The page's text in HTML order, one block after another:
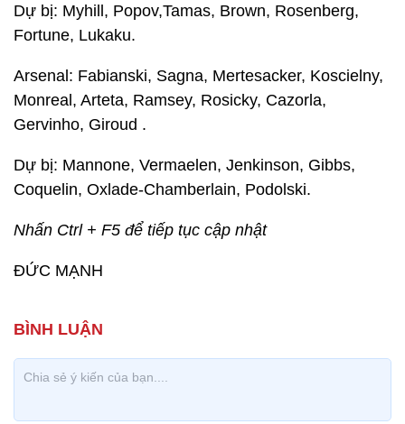
Dự bị: Myhill, Popov,Tamas, Brown, Rosenberg,
Fortune, Lukaku.
Arsenal: Fabianski, Sagna, Mertesacker, Koscielny,
Monreal, Arteta, Ramsey, Rosicky, Cazorla,
Gervinho, Giroud .
Dự bị: Mannone, Vermaelen, Jenkinson, Gibbs,
Coquelin, Oxlade-Chamberlain, Podolski.
Nhấn Ctrl + F5 để tiếp tục cập nhật
ĐỨC MẠNH